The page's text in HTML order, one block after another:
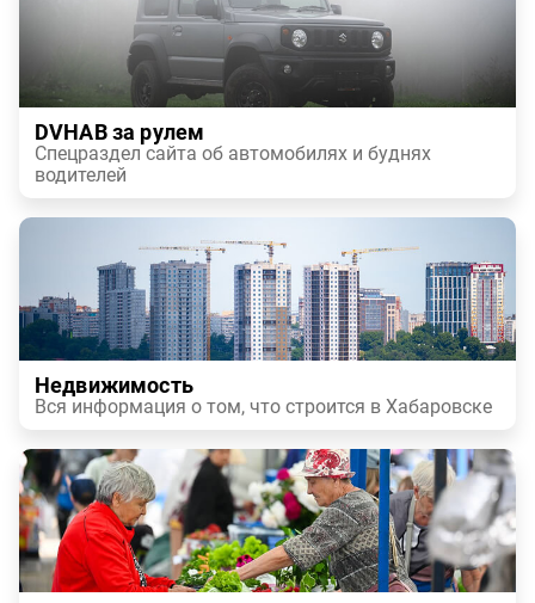
DVHAB за рулем
Спецраздел сайта об автомобилях и буднях
водителей
Недвижимость
Вся информация о том, что строится в Хабаровске